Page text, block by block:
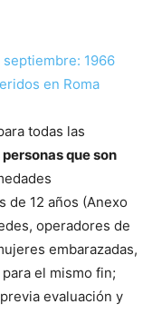
1966
en Roma
todas las
personas que son
de 12 años (Anexo
operadores de
embarazadas,
el mismo fin;
evaluación y